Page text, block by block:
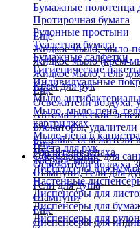
Бумажные полотенца
Протирочная бумага
Рулонные простыни
Туалетная бумага
Бумажные салфетки
Гигиенические пакеты
Индивидуальные
Еще
Жидкое мыло, мыло-
Жидкое мыло (крем-
Жидкое мыло, гель
Крем для рук
Мыло
Мыло, мыло-пена,
картриджах
Мыло-пена в
Паста для рук
Твердое мыло
Шампуни, гели для
Гели для душа
Шампуни
Еще
Освежители воздуха,
Автоматические
Блокаторы, удалители
Бытовые освежители
Удалители запаха
Освежители воздуха
Еще
Оборудование для
Диспенсеры для
Настенные
Диспенсеры для
Диспенсеры для
Диспенсеры для
Еще
Диспенсеры для